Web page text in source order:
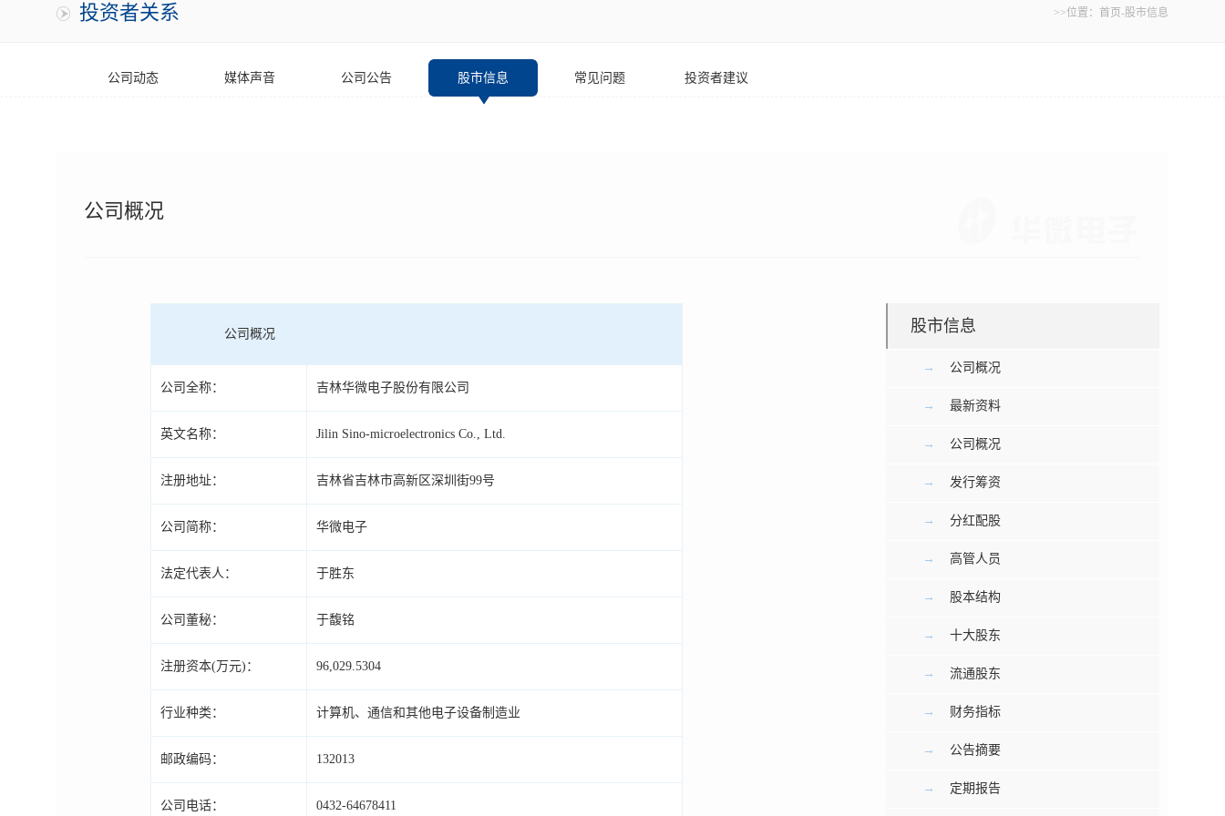
>>位置： 首页-股市信息
投资者关系
公司动态 媒体声音 公司公告 股市信息 常见问题 投资者建议
公司概况
公司概况
公司全称： 吉林华微电子股份有限公司
英文名称： Jilin Sino-microelectronics Co., Ltd.
注册地址： 吉林省吉林市高新区深圳街99号
公司简称： 华微电子
法定代表人： 于胜东
公司董秘： 于馥铭
注册资本(万元)： 96,029.5304
行业种类： 计算机、通信和其他电子设备制造业
邮政编码： 132013
公司电话： 0432-64678411
股市信息
→ 公司概况
→ 最新资料
→ 公司概况
→ 发行筹资
→ 分红配股
→ 高管人员
→ 股本结构
→ 十大股东
→ 流通股东
→ 财务指标
→ 公告摘要
→ 定期报告